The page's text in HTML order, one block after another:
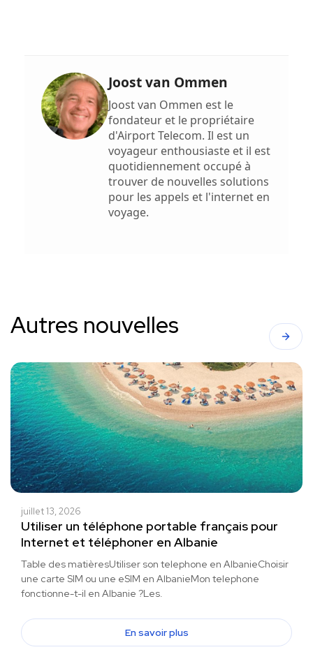
Joost van Ommen
Joost van Ommen est le
fondateur et le propriétaire
d'Airport Telecom. Il est un
voyageur enthousiaste et il est
quotidiennement occupé à
trouver de nouvelles solutions
pour les appels et l'internet en
voyage.
Autres nouvelles
juillet 13, 2026
Utiliser un téléphone portable français pour
Internet et téléphoner en Albanie
Table des matièresUtiliser son telephone en AlbanieChoisir
une carte SIM ou une eSIM en AlbanieMon telephone
fonctionne-t-il en Albanie ?Les.
En savoir plus